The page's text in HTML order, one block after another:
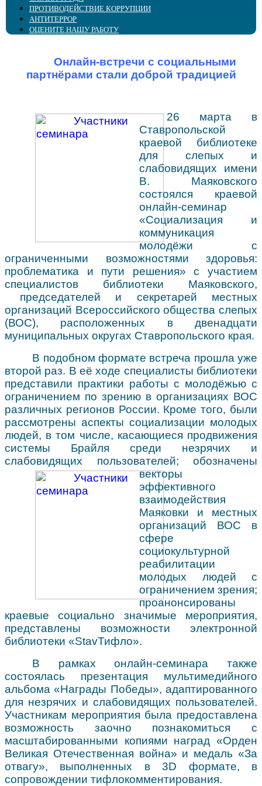
Сведения об учредителе
Советует юрист
Интергрированное библиотечное обслуживание
Повышение квалификации
Виртуальный кабинет
Специалистам сферы воспитания и образования
Специалистам сферы реабилитации
Специалистам-офтальмологам
ПРОТИВОДЕЙСТВИЕ КОРРУПЦИИ
АНТИТЕРРОР
ОЦЕНИТЕ НАШУ РАБОТУ
Онлайн-встречи с социальными
партнёрами стали доброй традицией
26 марта в
Ставропольской
краевой библиотеке
для слепых и
слабовидящих имени
В. Маяковского
состоялся краевой
онлайн-семинар
«Социализация и
коммуникация
молодёжи с
ограниченными возможностями здоровья:
проблематика и пути решения» с участием
специалистов библиотеки Маяковского,
председателей и секретарей местных
организаций Всероссийского общества слепых
(ВОС), расположенных в двенадцати
муниципальных округах Ставропольского края.
В подобном формате встреча прошла уже
второй раз. В её ходе специалисты библиотеки
представили практики работы с молодёжью с
ограничением по зрению в организациях ВОС
различных регионов России. Кроме того, были
рассмотрены аспекты социализации молодых
людей, в том числе, касающиеся продвижения
системы Брайля среди незрячих и
слабовидящих пользователей; обозначены
векторы
эффективного
взаимодействия
Маяковки и местных
организаций ВОС в
сфере
социокультурной
реабилитации
молодых людей с
ограничением зрения;
проанонсированы
краевые социально значимые мероприятия,
представлены возможности электронной
библиотеки «StavТифло».
В рамках онлайн-семинара также
состоялась презентация мультимедийного
альбома «Награды Победы», адаптированного
для незрячих и слабовидящих пользователей.
Участникам мероприятия была предоставлена
возможность заочно познакомиться с
масштабированными копиями наград «Орден
Великая Отечественная война» и медаль «За
отвагу», выполненных в 3D формате, в
сопровождении тифлокомментирования.